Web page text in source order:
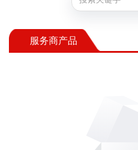
服务商产品